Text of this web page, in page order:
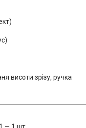
висоти зрізу, ручка